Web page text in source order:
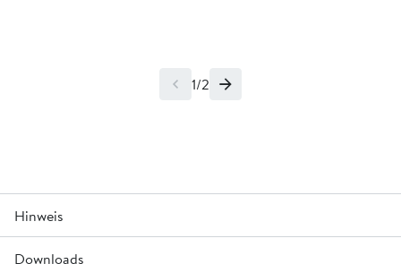
1/2
Hinweis
Auf Wunsch auch verzinkt oder KTL mit
Downloads